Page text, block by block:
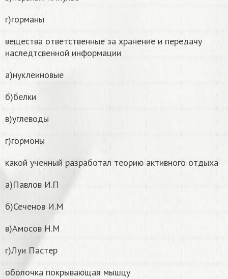
г)горманы
вещества ответственные за хранение и передачу
наследтсвенной информации
а)нуклеиновые
б)белки
в)углеводы
г)гормоны
какой ученный разработал теорию активного отдыха
а)Павлов И.П
б)Сеченов И.М
в)Амосов Н.М
г)Луи Пастер
оболочка покрывающая мышцу